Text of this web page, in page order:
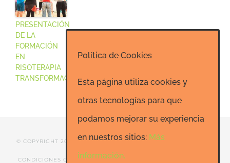
PRESENTACIÓN
DE LA
FORMACIÓN
EN
RISOTERAPIA
TRANSFORMACIONAL
© COPYRIGHT 2020 ESCUELA DE RISOTERAPIA DE MADRID |
CONDICIONES GENERALES |CONTACTO
Política de Cookies
Esta página utiliza cookies y
otras tecnologías para que
podamos mejorar su experiencia
en nuestros sitios: Más
información.